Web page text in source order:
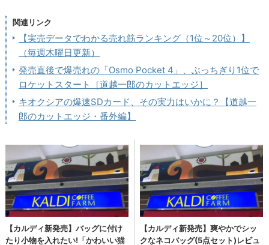
関連リンク
【実売データでわかる売れ筋ランキング（1位～20位）】
（毎週木曜日更新）
発売直後で爆売れの「Osmo Pocket 4」、ぶっちぎり1位で
ロケットスタート［道越一郎のカットエッジ］
キオクシアの爆速SDカード、その実力はいかに？【道越一
郎のカットエッジ・番外編】